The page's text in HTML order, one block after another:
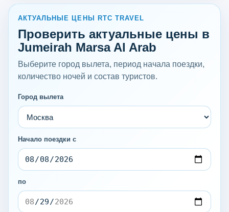
АКТУАЛЬНЫЕ ЦЕНЫ RTC TRAVEL
Проверить актуальные цены в
Jumeirah Marsa Al Arab
Выберите город вылета, период начала поездки,
количество ночей и состав туристов.
Город вылета
Начало поездки с
по